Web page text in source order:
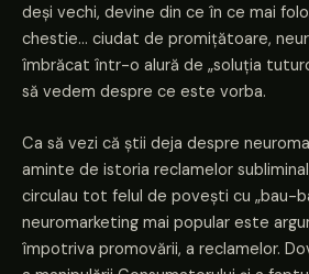
deși vechi, devine din ce în ce mai
chestie… ciudat de promițătoare,
îmbrăcat într-o alură de „soluția
să vedem despre ce este vorba.
Ca să vezi că știi deja despre
aminte de istoria reclamelor
circulau tot felul de povești cu „bau-
neuromarketing mai popular este
împotriva promovării, a reclamelor.